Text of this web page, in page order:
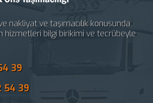
nakliyat ve taşımacılık konusunda
hizmetleri bilgi birikimi ve tecrübeyle
39
54 39